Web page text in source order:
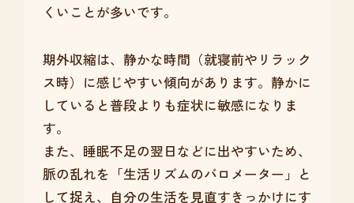
くいことが多いです。
期外収縮は、静かな時間（就寝前やリラック
ス時）に感じやすい傾向があります。静かに
していると普段よりも症状に敏感になりま
す。
また、睡眠不足の翌日などに出やすいため、
脈の乱れを「生活リズムのバロメーター」と
して捉え、自分の生活を見直すきっかけにす